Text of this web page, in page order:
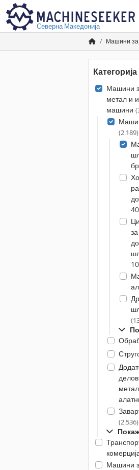
Северна Македонија
Машини за
Категорија
Машини
метал и
машини
(2.189)
(2.536)
Машини